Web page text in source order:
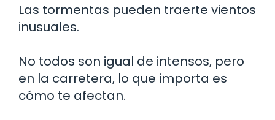
Las tormentas pueden traerte vientos
inusuales.
No todos son igual de intensos, pero
en la carretera, lo que importa es
cómo te afectan.